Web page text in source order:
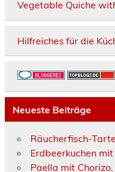
Vegetable Quiche
Hilfreiches für die
Neueste Beiträge
Räucherfisch-Tarte
Erdbeerkuchen
Paella mit